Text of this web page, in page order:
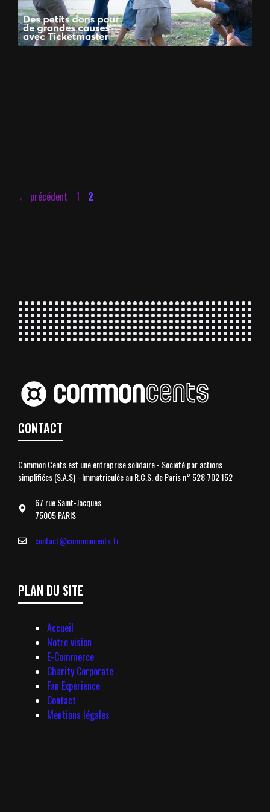
← précédent Page
1 Page
2
CONTACT
Common Cents est une entreprise solidaire - Société par actions
simplifiées (S.A.S) - Immatriculée au R.C.S. de Paris n° 528 702 152
67 rue Saint-Jacques
75005 PARIS
contact@commoncents.fr
PLAN DU SITE
Accueil
Notre vision
E-Commerce
Charity Corporate
Fan Experience
Contact
Mentions légales